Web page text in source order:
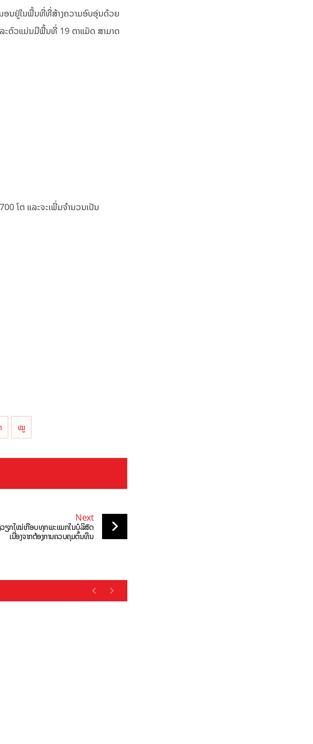
ອນຢູ່ໃນພື້ນທີ່ທີ່ສ້າງຄວາມອົບອຸ່ນດ້ວຍ
ຕົວແມ່ນມີພື້ນທີ່ 19 ຕາແມັດ ສາມາດ
ໂຕ ແລະຈະເພີ່ມຈຳນວນເປັນ
ໝູ
Next
ວຽກໃໝ່ເກືອບທຸກພະແນກໃນບໍລິສັດ
ເນື່ອງຈາກຕ້ອງການຄວບຄຸມຕົ້ນທຶນ